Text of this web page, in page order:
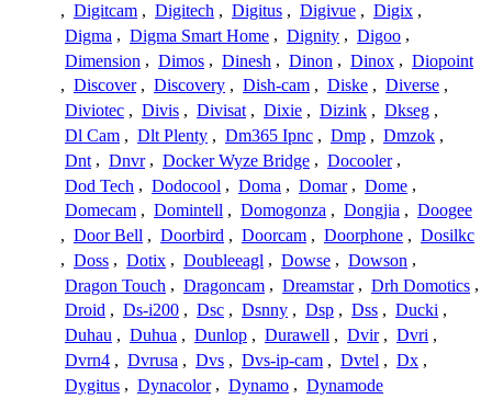
, Digitcam , Digitech , Digitus , Digivue , Digix ,
Digma , Digma Smart Home , Dignity , Digoo ,
Dimension , Dimos , Dinesh , Dinon , Dinox , Diopoint
, Discover , Discovery , Dish-cam , Diske , Diverse ,
Diviotec , Divis , Divisat , Dixie , Dizink , Dkseg ,
Dl Cam , Dlt Plenty , Dm365 Ipnc , Dmp , Dmzok ,
Dnt , Dnvr , Docker Wyze Bridge , Docooler ,
Dod Tech , Dodocool , Doma , Domar , Dome ,
Domecam , Domintell , Domogonza , Dongjia , Doogee
, Door Bell , Doorbird , Doorcam , Doorphone , Dosilkc
, Doss , Dotix , Doubleeagl , Dowse , Dowson ,
Dragon Touch , Dragoncam , Dreamstar , Drh Domotics ,
Droid , Ds-i200 , Dsc , Dsnny , Dsp , Dss , Ducki ,
Duhau , Duhua , Dunlop , Durawell , Dvir , Dvri ,
Dvrn4 , Dvrusa , Dvs , Dvs-ip-cam , Dvtel , Dx ,
Dygitus , Dynacolor , Dynamo , Dynamode